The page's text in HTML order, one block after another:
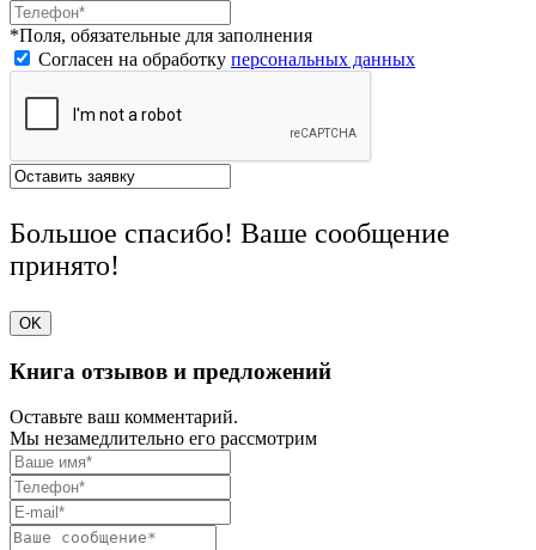
*Поля, обязательные для заполнения
Согласен на обработку персональных данных
Большое спасибо! Ваше сообщение
принято!
OK
Книга отзывов и предложений
Оставьте ваш комментарий.
Мы незамедлительно его рассмотрим